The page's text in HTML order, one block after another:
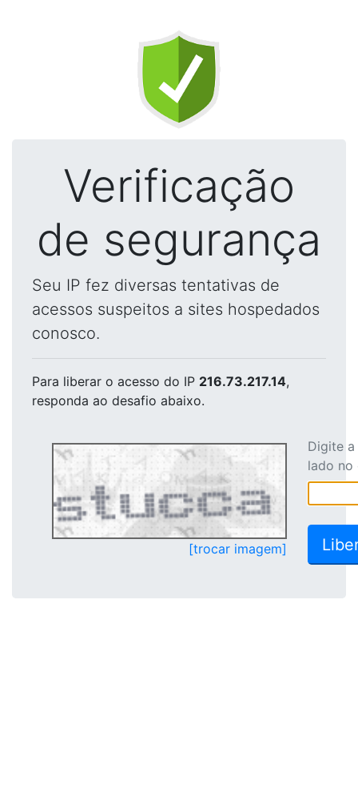
Verificação
de segurança
Seu IP fez diversas tentativas de
acessos suspeitos a sites hospedados
conosco.
Para liberar o acesso do IP 216.73.217.14,
responda ao desafio abaixo.
[trocar imagem]
Digite
lado no